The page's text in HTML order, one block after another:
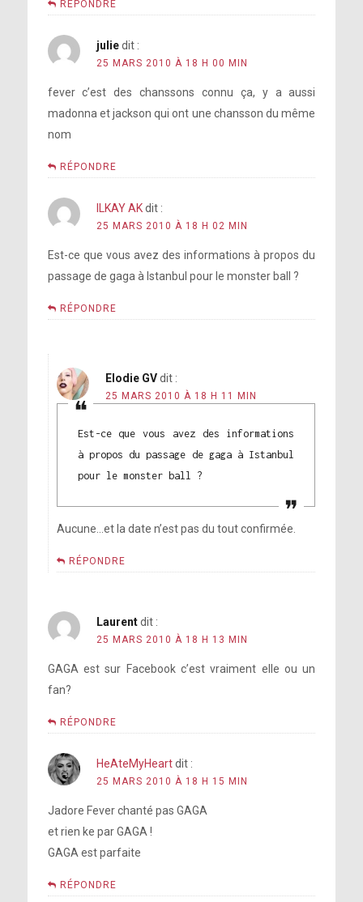
RÉPONDRE
julie dit :
25 MARS 2010 À 18 H 00 MIN
fever c’est des chanssons connu ça, y a aussi
madonna et jackson qui ont une chansson du même
nom
RÉPONDRE
ILKAY AK dit :
25 MARS 2010 À 18 H 02 MIN
Est-ce que vous avez des informations à propos du
passage de gaga à Istanbul pour le monster ball ?
RÉPONDRE
Elodie GV dit :
25 MARS 2010 À 18 H 11 MIN
Est-ce que vous avez des informations
à propos du passage de gaga à Istanbul
pour le monster ball ?
Aucune…et la date n’est pas du tout confirmée.
RÉPONDRE
Laurent dit :
25 MARS 2010 À 18 H 13 MIN
GAGA est sur Facebook c’est vraiment elle ou un
fan?
RÉPONDRE
HeAteMyHeart dit :
25 MARS 2010 À 18 H 15 MIN
Jadore Fever chanté pas GAGA
et rien ke par GAGA !
GAGA est parfaite
RÉPONDRE